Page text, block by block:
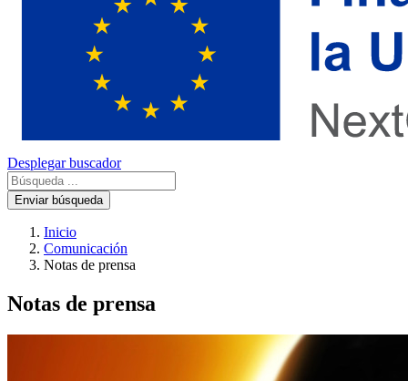
Desplegar buscador
Enviar búsqueda
Inicio
Comunicación
Notas de prensa
Notas de prensa